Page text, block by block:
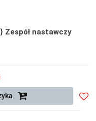
Zespół nastawczy